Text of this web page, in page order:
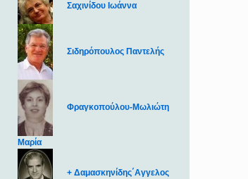
Σαχινίδου Ιωάννα
Σιδηρόπουλος Παντελής
Φραγκοπούλου-Μωλιώτη
Μαρία
+ Δαμασκηνίδης΄Αγγελος